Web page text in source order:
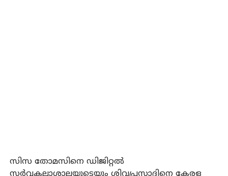
സിസ തോമസിനെ ഡിജിറ്റല്‍
സര്‍വകലാശാലയുടെയും ശിവപ്രസാദിനെ കേരള